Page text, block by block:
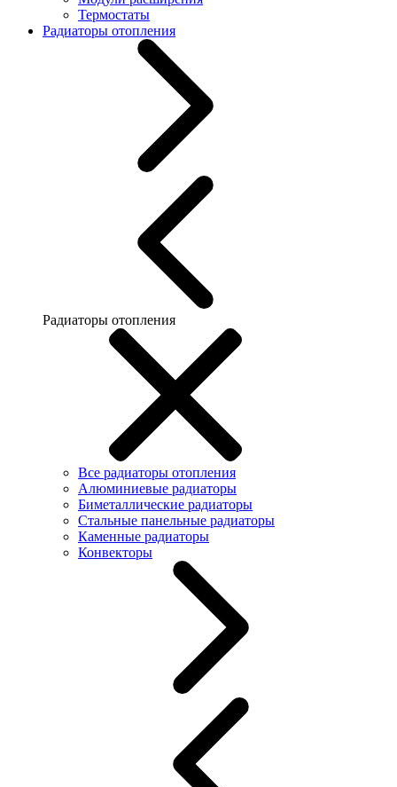
Термостаты
Радиаторы отопления
Радиаторы отопления
Все радиаторы отопления
Алюминиевые радиаторы
Биметаллические радиаторы
Стальные панельные радиаторы
Каменные радиаторы
Конвекторы